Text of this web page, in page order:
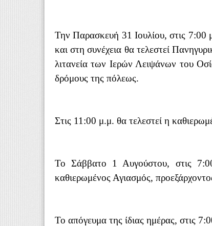
Την Παρασκευή 31 Ιουλίου, στις 7:00
και στη συνέχεια θα τελεστεί
λιτανεία των Ιερών Λειψάνων του
δρόμους της πόλεως.
Στις 11:00 μ.μ. θα τελεστεί η
Το Σάββατο 1 Αυγούστου, στις
καθιερωμένος Αγιασμός,
Το απόγευμα της ίδιας ημέρας, στις